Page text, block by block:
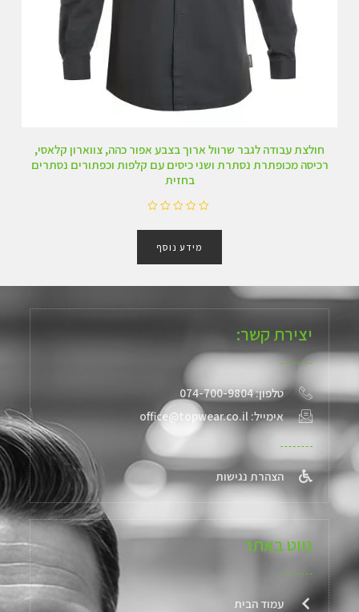
חולצת עבודה לגבר שרוול ארוך בצבע אפור כהה, צווארון קלאסי,
רכיסה מכופתרת נסתרת ושני כיסים עם קלפות וכפתורים נסתרים
בחזית
מ
ו
מידע נוסף
יצירת קשר:
טלפון: 074-700-9804
אימייל: office@topwear.co.il
הצהרת נגישות
נווט באתר
עמוד הבית